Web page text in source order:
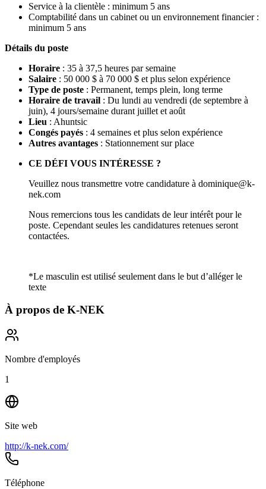
Service à la clientèle : minimum 5 ans
Comptabilité dans un cabinet ou un environnement financier :
minimum 5 ans
Détails du poste
Horaire : 35 à 37,5 heures par semaine
Salaire : 50 000 $ à 70 000 $ et plus selon expérience
Type de poste : Permanent, temps plein, long terme
Horaire de travail : Du lundi au vendredi (de septembre à
juin), 4 jours/semaine durant juillet et août
Lieu : Ahuntsic
Congés payés : 4 semaines et plus selon expérience
Autres avantages : Stationnement sur place
CE DÉFI VOUS INTÉRESSE ?
Veuillez nous transmettre votre candidature à dominique@k-
nek.com
Nous remercions tous les candidats de leur intérêt pour le
poste. Cependant seules les candidatures retenues seront
contactées.
*Le masculin est utilisé seulement dans le but d’alléger le
texte
À propos de K-NEK
Nombre d'employés
1
Site web
http://k-nek.com/
Téléphone